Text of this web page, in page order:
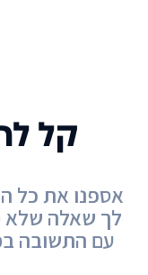
קל
אספנו את כל
לך שאלה שלא
עם התשובה